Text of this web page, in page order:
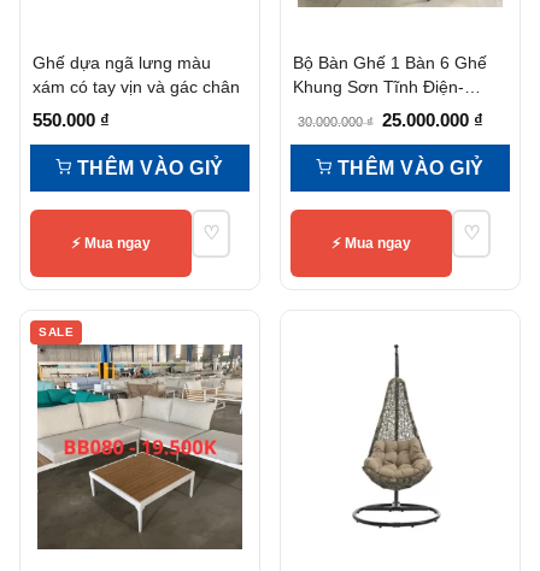
Ghế dựa ngã lưng màu
xám có tay vịn và gác chân
550.000 ₫
THÊM VÀO GIỶ
⚡ Mua ngay ♡
Bộ Bàn Ghế 1 Bàn 6 Ghế
Khung Sơn Tĩnh Điện-
30.000.000₫ Giá
gốc
là:
30.000.000 ₫.
25.000.000 ₫
hiện
là:
THÊM VÀO GIỶ
⚡ Mua ngay ♡
SALE